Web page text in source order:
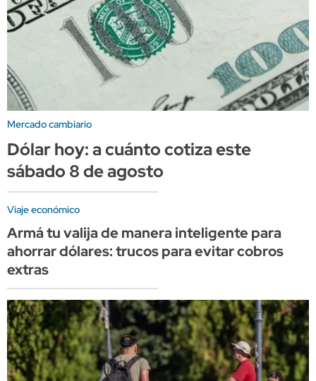
Mercado cambiario
Dólar hoy: a cuánto cotiza este
sábado 8 de agosto
Viaje económico
Armá tu valija de manera inteligente para
ahorrar dólares: trucos para evitar cobros
extras